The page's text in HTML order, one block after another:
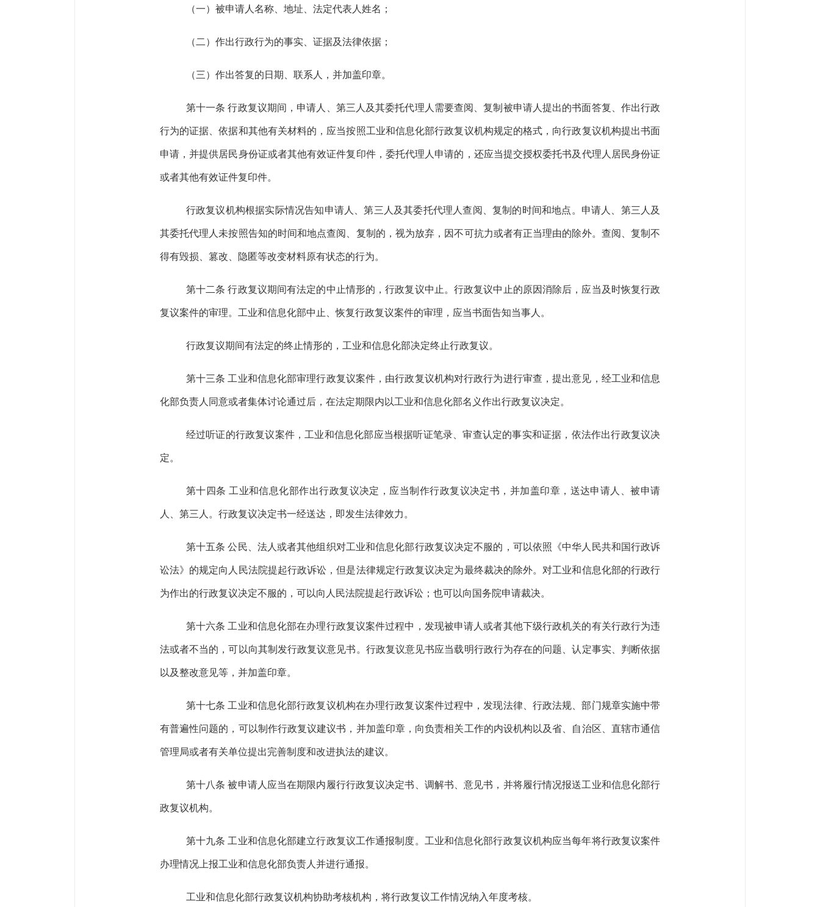
（一）被申请人名称、地址、法定代表人姓名；
（二）作出行政行为的事实、证据及法律依据；
（三）作出答复的日期、联系人，并加盖印章。
第十一条 行政复议期间，申请人、第三人及其委托代理人需要查阅、复制被申请人提出的书面答复、作出行政
行为的证据、依据和其他有关材料的，应当按照工业和信息化部行政复议机构规定的格式，向行政复议机构提出书面
申请，并提供居民身份证或者其他有效证件复印件，委托代理人申请的，还应当提交授权委托书及代理人居民身份证
或者其他有效证件复印件。
行政复议机构根据实际情况告知申请人、第三人及其委托代理人查阅、复制的时间和地点。申请人、第三人及
其委托代理人未按照告知的时间和地点查阅、复制的，视为放弃，因不可抗力或者有正当理由的除外。查阅、复制不
得有毁损、篡改、隐匿等改变材料原有状态的行为。
第十二条 行政复议期间有法定的中止情形的，行政复议中止。行政复议中止的原因消除后，应当及时恢复行政
复议案件的审理。工业和信息化部中止、恢复行政复议案件的审理，应当书面告知当事人。
行政复议期间有法定的终止情形的，工业和信息化部决定终止行政复议。
第十三条 工业和信息化部审理行政复议案件，由行政复议机构对行政行为进行审查，提出意见，经工业和信息
化部负责人同意或者集体讨论通过后，在法定期限内以工业和信息化部名义作出行政复议决定。
经过听证的行政复议案件，工业和信息化部应当根据听证笔录、审查认定的事实和证据，依法作出行政复议决
定。
第十四条 工业和信息化部作出行政复议决定，应当制作行政复议决定书，并加盖印章，送达申请人、被申请
人、第三人。行政复议决定书一经送达，即发生法律效力。
第十五条 公民、法人或者其他组织对工业和信息化部行政复议决定不服的，可以依照《中华人民共和国行政诉
讼法》的规定向人民法院提起行政诉讼，但是法律规定行政复议决定为最终裁决的除外。对工业和信息化部的行政行
为作出的行政复议决定不服的，可以向人民法院提起行政诉讼；也可以向国务院申请裁决。
第十六条 工业和信息化部在办理行政复议案件过程中，发现被申请人或者其他下级行政机关的有关行政行为违
法或者不当的，可以向其制发行政复议意见书。 行政复议意见书应当载明行政行为存在的问题、认定事实、判断依据
以及整改意见等，并加盖印章。
第十七条 工业和信息化部行政复议机构在办理行政复议案件过程中，发现法律、行政法规、部门规章实施中带
有普遍性问题的，可以制作行政复议建议书，并加盖印章，向负责相关工作的内设机构以及省、自治区、直辖市通信
管理局或者有关单位提出完善制度和改进执法的建议。
第十八条 被申请人应当在期限内履行行政复议决定书、调解书、意见书 ，并将履行情况报送工业和信息化部行
政复议机构。
第十九条 工业和信息化部建立行政复议工作通报制度。工业和信息化部行政复议机构应当每年将行政复议案件
办理情况上报工业和信息化部负责人并进行通报。
工业和信息化部行政复议机构协助考核机构，将行政复议工作情况纳入年度考核。